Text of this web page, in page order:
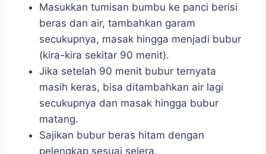
Masukkan tumisan bumbu ke panci berisi
beras dan air, tambahkan garam
secukupnya, masak hingga menjadi bubur
(kira-kira sekitar 90 menit).
Jika setelah 90 menit bubur ternyata
masih keras, bisa ditambahkan air lagi
secukupnya dan masak hingga bubur
matang.
Sajikan bubur beras hitam dengan
pelengkap sesuai selera.